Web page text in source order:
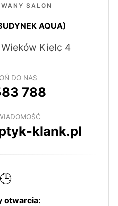
SALON
AQUA)
Kielc 4
DO NAS
788
klank.pl
🕒
otwarcia: